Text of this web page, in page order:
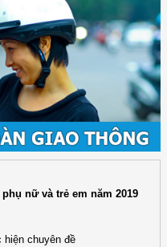
nữ và trẻ em năm 2019
hiện chuyên đề